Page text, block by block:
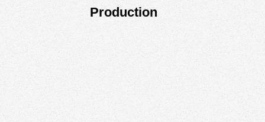
Production